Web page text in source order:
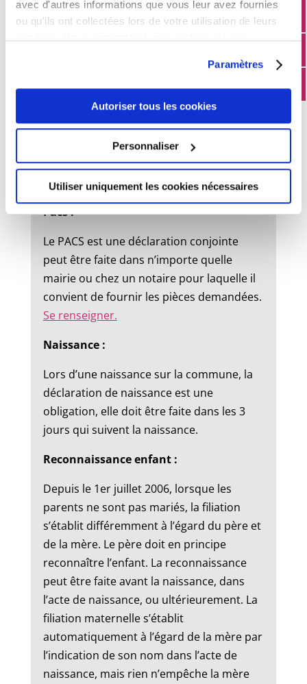
avec d'autres informations que vous leur avez fournies
ou qu'ils ont collectées lors de votre utilisation de leurs
Paramètres
Autoriser tous les cookies
Personnaliser
Utiliser uniquement les cookies nécessaires
État civil
Un dossier de mariage est à retirer en
mairie. Le mariage peut être célébré dans
la commune où l’un des futurs époux à
son domicile ou sa résidence.
Pacs :
Le PACS est une déclaration conjointe
peut être faite dans n’importe quelle
mairie ou chez un notaire pour laquelle il
convient de fournir les pièces demandées.
Se renseigner.
Naissance :
Lors d’une naissance sur la commune, la
déclaration de naissance est une
obligation, elle doit être faite dans les 3
jours qui suivent la naissance.
Reconnaissance enfant :
Depuis le 1er juillet 2006, lorsque les
parents ne sont pas mariés, la filiation
s’établit différemment à l’égard du père et
de la mère. Le père doit en principe
reconnaître l’enfant. La reconnaissance
peut être faite avant la naissance, dans
l’acte de naissance, ou ultérieurement. La
filiation maternelle s’établit
automatiquement à l’égard de la mère par
l’indication de son nom dans l’acte de
naissance, mais rien n’empêche la mère